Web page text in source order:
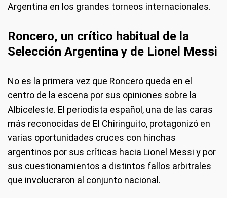
Argentina en los grandes torneos internacionales.
Roncero, un crítico habitual de la
Selección Argentina y de Lionel Messi
No es la primera vez que Roncero queda en el
centro de la escena por sus opiniones sobre la
Albiceleste. El periodista español, una de las caras
más reconocidas de El Chiringuito, protagonizó en
varias oportunidades cruces con hinchas
argentinos por sus críticas hacia Lionel Messi y por
sus cuestionamientos a distintos fallos arbitrales
que involucraron al conjunto nacional.